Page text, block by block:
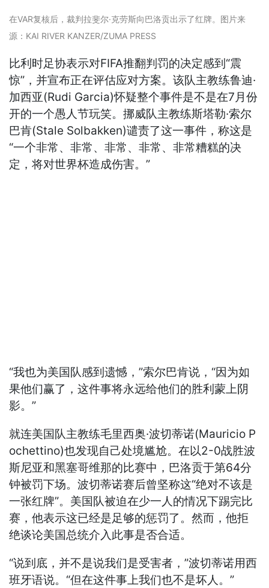
在VAR复核后，裁判拉斐尔·克劳斯向巴洛贡出示了红牌。图片来
源：KAI RIVER KANZER/ZUMA PRESS
比利时足协表示对FIFA推翻判罚的决定感到“震
惊”，并宣布正在评估应对方案。该队主教练鲁迪·
加西亚(Rudi Garcia)怀疑整个事件是不是在7月份
开的一个愚人节玩笑。挪威队主教练斯塔勒·索尔
巴肯(Stale Solbakken)谴责了这一事件，称这是
“一个非常、非常、非常、非常、非常糟糕的决
定，将对世界杯造成伤害。”
“我也为美国队感到遗憾，”索尔巴肯说，“因为如
果他们赢了，这件事将永远给他们的胜利蒙上阴
影。”
就连美国队主教练毛里西奥·波切蒂诺(Mauricio P
ochettino)也发现自己处境尴尬。在以2-0战胜波
斯尼亚和黑塞哥维那的比赛中，巴洛贡于第64分
钟被罚下场。波切蒂诺赛后曾坚称这“绝对不该是
一张红牌”。美国队被迫在少一人的情况下踢完比
赛，他表示这已经是足够的惩罚了。然而，他拒
绝谈论美国总统介入此事是否合适。
“说到底，并不是说我们是受害者，”波切蒂诺用西
班牙语说。“但在这件事上我们也不是坏人。”